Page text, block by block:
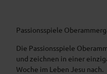
Passionsspiele
Die Passionsspiele
und zeichnen in einer
Woche im Leben Jesu nach.